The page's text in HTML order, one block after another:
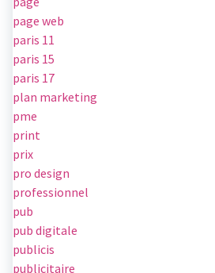
page web
paris 11
paris 15
paris 17
plan marketing
pme
print
prix
pro design
professionnel
pub
pub digitale
publicis
publicitaire